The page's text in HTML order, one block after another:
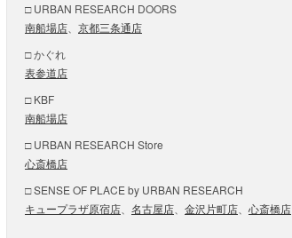
□ URBAN RESEARCH DOORS
南船場店
京都三条通店
□ かぐれ
表参道店
□ KBF
南船場店
□ URBAN RESEARCH Store
心斎橋店
□ SENSE OF PLACE by URBAN RESEARCH
キュープラザ原宿店
名古屋店 金沢片町店 心斎橋店